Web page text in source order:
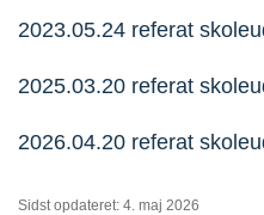
2023.05.24 referat
2025.03.20 referat
2026.04.20 referat
Sidst opdateret: 4. maj 2026